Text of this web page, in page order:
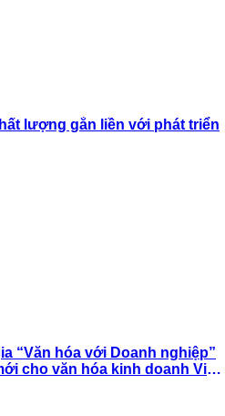
lượng gắn liền với phát triển
“Văn hóa với Doanh nghiệp”
cho văn hóa kinh doanh Việt